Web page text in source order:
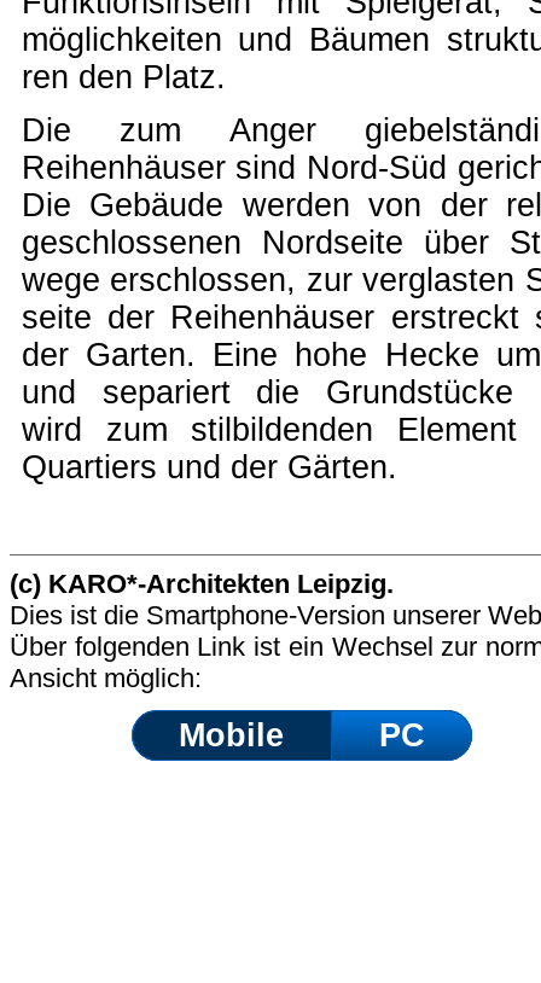
mög­lich­keiten und Bäu­men
ren den Platz.
Die zum Ang­er
Reihen­häu­ser sind Nord-Süd
Die Ge­bäu­de wer­den von der
ge­schlos­sen­en Nord­sei­te über
we­ge er­schlos­sen, zur ver­gla­sten
sei­te der Rei­hen­häu­ser er­streckt
der Gar­ten. Eine ho­he Hec­ke
und se­pa­riert die Grund­stücke
wird zum stil­bil­den­den Ele­ment
Quar­tiers und der Gär­ten.
(c) KARO*-Architekten Leipzig.
Dies ist die Smartphone-Version unserer
Über folgenden Link ist ein Wechsel zur
Ansicht möglich:
Mobile PC